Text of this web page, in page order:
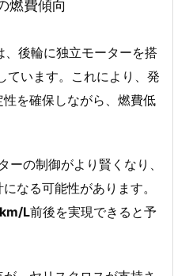
燃費傾向
後輪に独立モーターを搭
ています。これにより、発
を確保しながら、燃費低
の制御がより賢くなり、
なる可能性があります。
L前後を実現できると予